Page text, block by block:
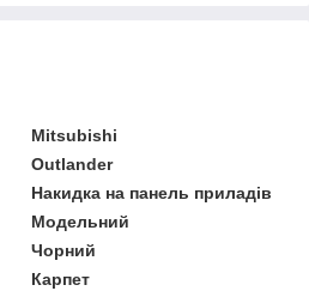
Mitsubishi
Outlander
Накидка на панель приладів
Модельний
Чорний
Карпет